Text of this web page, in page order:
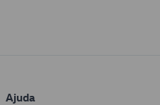
Ajuda